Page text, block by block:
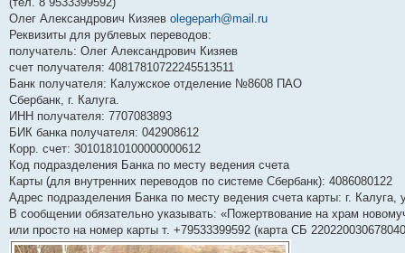
Олег Александрович Кизяев olegeparh@mail.ru
Реквизиты для рублевых переводов:
получатель: Олег Александрович Кизяев
счет получателя: 40817810722245513511
Банк получателя: Калужское отделение №8608 ПАО
Сбербанк, г. Калуга.
ИНН получателя: 7707083893
БИК банка получателя: 042908612
Корр. счет: 30101810100000000612
Код подразделения Банка по месту ведения счета
Карты (для внутренних переводов по системе Сбербанк): 4086080122
Адрес подразделения Банка по месту ведения счета карты: г. Калуга,
В сообщении обязательно указывать: «Пожертвование на храм
или просто на номер карты т. +79533399592 (карта СБ